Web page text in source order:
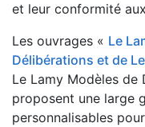
et leur conformité
Les ouvrages « Le
Délibérations et de
Le Lamy Modèles de
proposent une large
personnalisables